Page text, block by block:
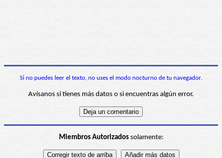
Si no puedes leer el texto, no uses el modo nocturno de tu navegador.
Avísanos si tienes más datos o si encuentras algún error.
Miembros Autorizadossolamente: